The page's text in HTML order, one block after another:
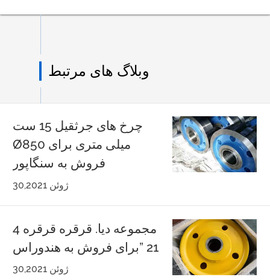
وبلاگ های مرتبط
چرخ های جرثقیل 15 ست
Ø850 میلی متری برای
فروش به سنگاپور
ژوئن 30,2021
4 مجموعه دیا. قرقره قرقره
21 ”برای فروش به هندوراس
ژوئن 30,2021